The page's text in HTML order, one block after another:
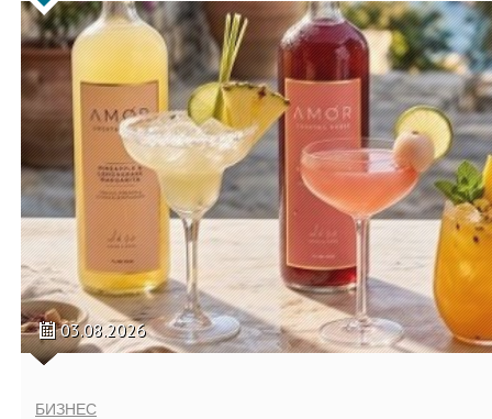
03.08.2026
БИЗНЕС